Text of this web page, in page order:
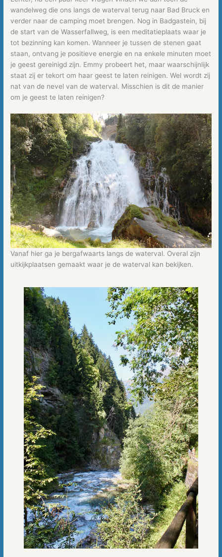
wandelweg die ons langs de waterval terug naar Bad Bruck en
verder naar de camping moet brengen. Nog in Badgastein, bij
de start van de Wasserfallweg, is een meditatieplaats waar je
tot bezinning kan komen. Wanneer je tussen de stenen gaat
staan, ontvang je positieve energie en na enkele minuten moet
je geest gereinigd zijn. Emmy probeert het, maar waarschijnlijk
staat zij er tekort om haar geest te laten reinigen. Wel wordt zij
nat van de nevel van de waterval. Misschien is dit de manier
om je geest te laten reinigen?
Vanaf hier ga je bergafwaarts langs de waterval. Overal zijn
uitkijkplaatsen gemaakt waar je de waterval kan bekijken.